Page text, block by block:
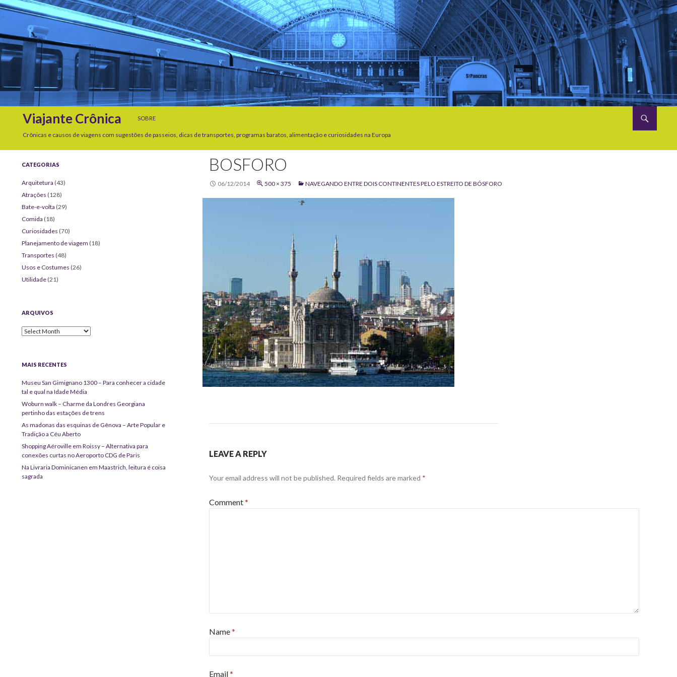
Viajante Crônica
SOBRE
Crônicas e causos de viagens com sugestões de passeios, dicas de transportes, programas baratos, alimentação e curiosidades na Europa
BOSFORO
06/12/2014 500 × 375 NAVEGANDO ENTRE DOIS CONTINENTES PELO ESTREITO DE BÓSFORO
LEAVE A REPLY
Your email address will not be published. Required fields are marked *
Comment*
Name*
Email*
CATEGORIAS
Arquitetura (43)
Atrações (128)
Bate-e-volta (29)
Comida (18)
Curiosidades (70)
Planejamento de viagem (18)
Transportes (48)
Usos e Costumes (26)
Utilidade (21)
ARQUIVOS
Arquivos
MAIS RECENTES
Museu San Gimignano 1300 – Para conhecer a cidade
tal e qual na Idade Média
Woburn walk – Charme da Londres Georgiana
pertinho das estações de trens
As madonas das esquinas de Gênova – Arte Popular e
Tradição a Céu Aberto
Shopping Aéroville em Roissy – Alternativa para
conexões curtas no Aeroporto CDG de Paris
Na Livraria Dominicanen em Maastrich, leitura é coisa
sagrada